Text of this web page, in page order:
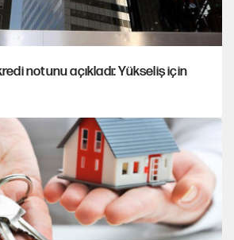
notunu açıkladı: Yükseliş için